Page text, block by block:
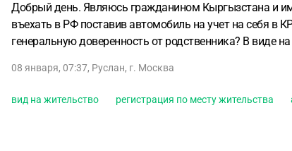
Добрый день. Являюсь гражданином Кыргызстана и
въехать в РФ поставив автомобиль на учет на себя в
генеральную доверенность от родственника? В виде
08 января, 07:37, Руслан, г. Москва
вид на жительство регистрация по месту жительства